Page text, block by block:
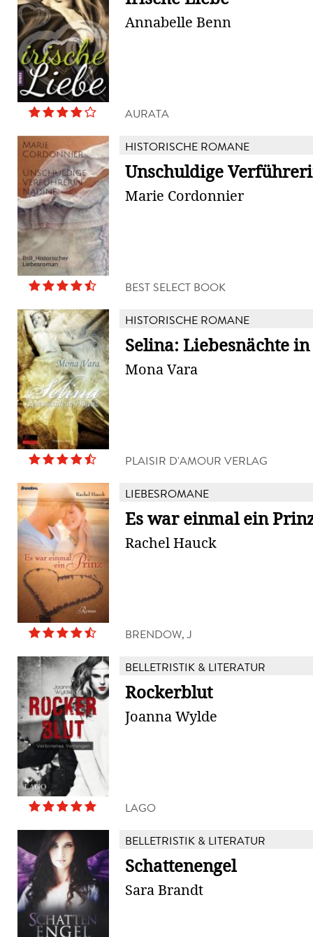
Annabelle Benn
AURATA
HISTORISCHE ROMANE
Unschuldige
Marie Cordonnier
BEST SELECT BOOK
HISTORISCHE ROMANE
Selina: Liebesnächte
Mona Vara
PLAISIR D'AMOUR VERLAG
LIEBESROMANE
Es war einmal ein
Rachel Hauck
BRENDOW, J
BELLETRISTIK & LITERATUR
Rockerblut
Joanna Wylde
LAGO
BELLETRISTIK & LITERATUR
Schattenengel
Sara Brandt